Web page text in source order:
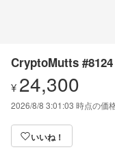
CryptoMutts #8124
¥ 24,300
2026/8/8 3:01:03 時点の価
いいね！